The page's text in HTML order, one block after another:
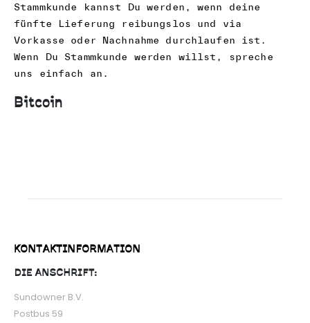
Stammkunde kannst Du werden, wenn deine
fünfte Lieferung reibungslos und via
Vorkasse oder Nachnahme durchlaufen ist.
Wenn Du Stammkunde werden willst, spreche
uns einfach an.
Bitcoin
KONTAKTINFORMATION
DIE ANSCHRIFT:
Sundowner B.V.
Postbus 59